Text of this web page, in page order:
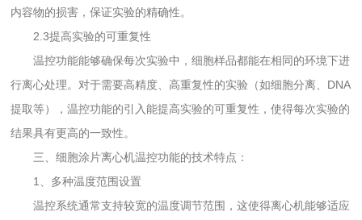
内容物的损害，保证实验的精确性。
2.3提高实验的可重复性
温控功能能够确保每次实验中，细胞样品都能在相同的环境下进
行离心处理。对于需要高精度、高重复性的实验（如细胞分离、DNA
提取等），温控功能的引入能提高实验的可重复性，使得每次实验的
结果具有更高的一致性。
三、细胞涂片离心机温控功能的技术特点：
1、多种温度范围设置
温控系统通常支持较宽的温度调节范围，这使得离心机能够适应